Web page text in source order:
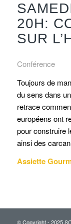
20H:
SUR
Conférence
Toujours de
du sens dans
retrace
européens ont
pour construire
ainsi des
Assiette
© Copyright - 2025